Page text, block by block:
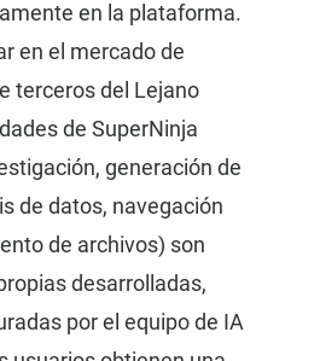
en la plataforma.
en el mercado de
terceros del Lejano
de SuperNinja
generación de
de datos, navegación
de archivos) son
desarrolladas,
por el equipo de IA